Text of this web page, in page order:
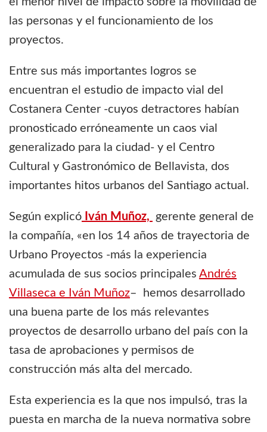
las personas y el funcionamiento de los
proyectos.
Entre sus más importantes logros se
encuentran el estudio de impacto vial del
Costanera Center -cuyos detractores habían
pronosticado erróneamente un caos vial
generalizado para la ciudad- y el Centro
Cultural y Gastronómico de Bellavista, dos
importantes hitos urbanos del Santiago actual.
Según explicó Iván Muñoz, gerente general de
la compañía, «en los 14 años de trayectoria de
Urbano Proyectos -más la experiencia
acumulada de sus socios principales Andrés
Villaseca e Iván Muñoz– hemos desarrollado
una buena parte de los más relevantes
proyectos de desarrollo urbano del país con la
tasa de aprobaciones y permisos de
construcción más alta del mercado.
Esta experiencia es la que nos impulsó, tras la
puesta en marcha de la nueva normativa sobre